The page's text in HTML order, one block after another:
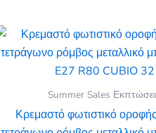
Summer Sales
Κρεμαστό φωτιστικό